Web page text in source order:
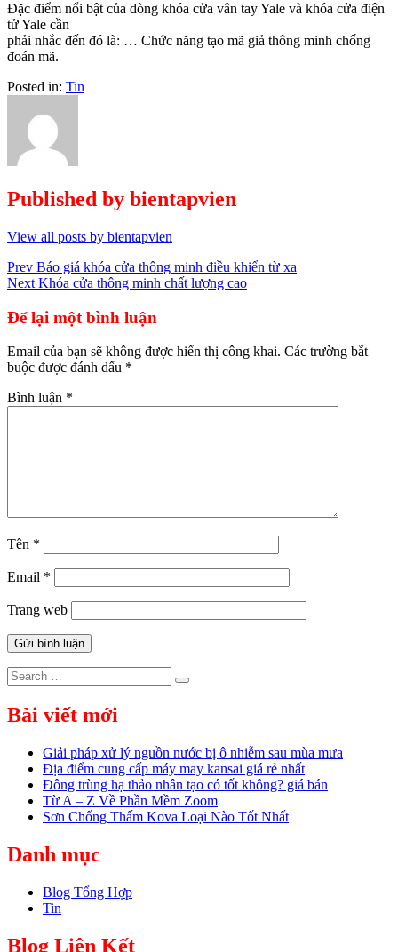
Đặc điểm nổi bật của dòng khóa cửa vân tay Yale và khóa cửa điện
tử Yale cần
phải nhắc đến đó là: … Chức năng tạo mã giả thông minh chống
đoán mã.
Posted in: Tin
Published by bientapvien
View all posts by bientapvien
Điều
hướng
bài
viết
Prev Báo giá khóa cửa thông minh điều khiển từ xa
Next Khóa cửa thông minh chất lượng cao
Để lại một bình luận
Email của bạn sẽ không được hiển thị công khai. Các trường bắt
buộc được đánh dấu *
Bình luận *
Tên *
Email *
Trang web
Search
for:
Search
Bài viết mới
Giải pháp xử lý nguồn nước bị ô nhiễm sau mùa mưa
Địa điểm cung cấp máy may kansai giá rẻ nhất
Đông trùng hạ thảo nhân tạo có tốt không? giá bán
Từ A – Z Về Phần Mềm Zoom
Sơn Chống Thấm Kova Loại Nào Tốt Nhất
Danh mục
Blog Tổng Hợp
Tin
Blog Liên Kết